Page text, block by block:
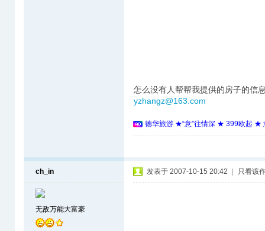
怎么没有人帮帮我提供的房子的信
yzhangz@163.com
德华旅游 ★“意”往情深 ★ 399欧起 ★
ch_in
无敌万能大富豪
发表于 2007-10-15 20:42 只看该